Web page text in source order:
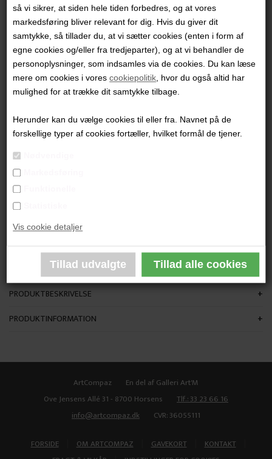
så vi sikrer, at siden hele tiden forbedres, og at vores
markedsføring bliver relevant for dig. Hvis du giver dit
samtykke, så tillader du, at vi sætter cookies (enten i form af
egne cookies og/eller fra tredjeparter), og at vi behandler de
personoplysninger, som indsamles via de cookies. Du kan læse
mere om cookies i vorescookiepolitik, hvor du også altid har
mulighed for at trække dit samtykke tilbage.
Herunder kan du vælge cookies til eller fra. Navnet på de
forskellige typer af cookies fortæller, hvilket formål de tjener.
Vis cookie detaljer
Jesper Sørensen
7.000,00DKK
"Keep Singing"
90x70 cm.
Ikke indrammet
PRODUKTBESKRIVELSE
PRODUKTINFORMATION
ArtCompaz
En del af Galleri Art'M
Ove Jensens Allé 31 - 8700 Horsens
Tlf.: 33 23 66 16
info@artcompaz.dk
CVR: 36055111
FORSIDE OM ARTCOMPAZ GAVEKORT KONTAKT